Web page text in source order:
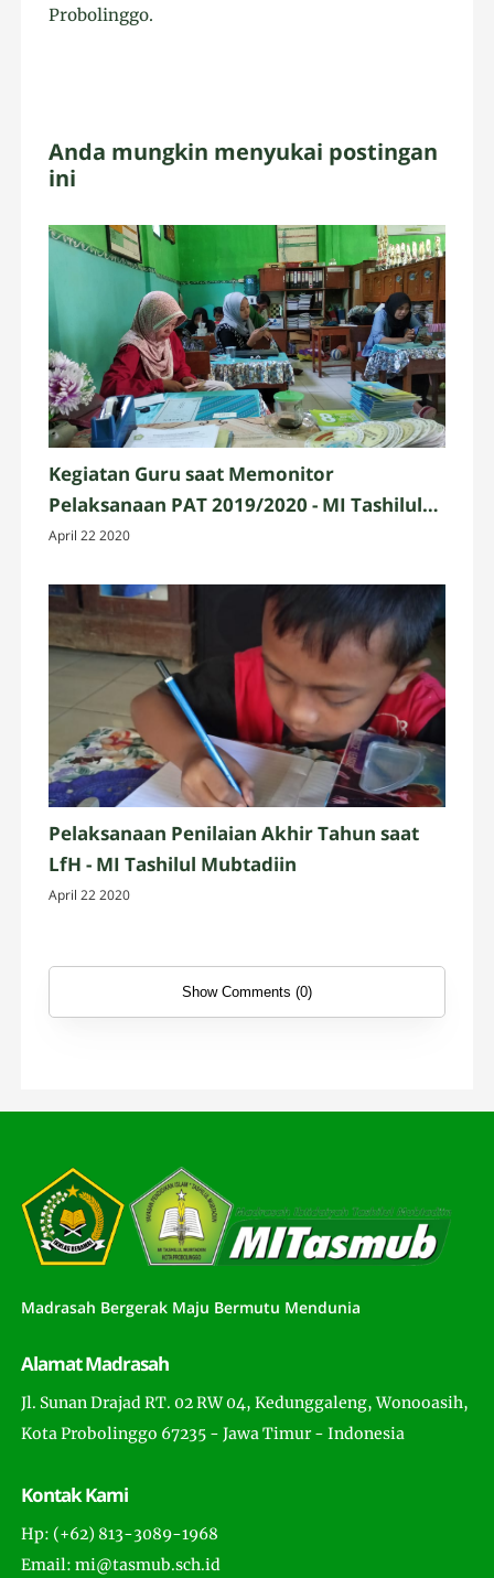
Probolinggo.
Anda mungkin menyukai postingan
ini
Kegiatan Guru saat Memonitor
Pelaksanaan PAT 2019/2020 - MI Tashilul
Mubtadiin
April 22 2020
Pelaksanaan Penilaian Akhir Tahun saat
LfH - MI Tashilul Mubtadiin
April 22 2020
Show Comments (0)
Madrasah Bergerak Maju Bermutu Mendunia
Alamat Madrasah
Jl. Sunan Drajad RT. 02 RW 04, Kedunggaleng, Wonooasih,
Kota Probolinggo 67235 - Jawa Timur - Indonesia
Kontak Kami
Hp: (+62) 813-3089-1968
Email: mi@tasmub.sch.id